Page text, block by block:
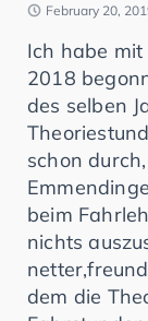
February 20,
Ich habe
2018
des selben
schon
beim
nichts
dem die